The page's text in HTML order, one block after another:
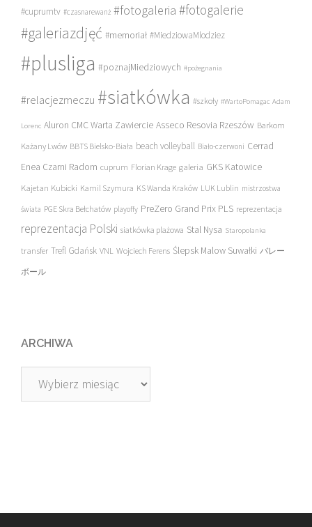
#cuprumtv #czasnarewanż #fotogaleria #fotogalerie
#galeriazdjęć #memoriał #MiedziowaMlodziez
#plusliga #poznajMiedziowych #pożegnania
#relacjezmeczu #siatkówka #szkoły #WartoPomagac Adam
Lorenc Aluron CMC Warta Zawiercie Asseco Resovia Rzeszów Barkom
Każany Lwów BBTS Bielsko-Biała beach volleyball Biało-czerwoni Cerrad
Enea Czarni Radom cuprum Florian Krage galeria GKS Katowice
Kajetan Kubicki Kamil Szymura KS Wanda Kraków LUK Lublin mistrzostwa
świata PGE Skra Bełchatów playoffy PreZero Grand Prix PLS reprezentacja
reprezentacja Polski siatkówka plażowa Stal Nysa Staropolanka
transfer Trefl Gdańsk VNL Wojciech Ferens Ślepsk Malow Suwałki バレー
ボール
ARCHIWA
Archiwa